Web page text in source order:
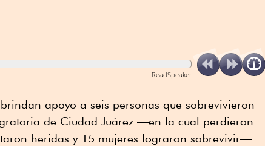
ReadSpeaker
apoyo a seis personas que sobrevivieron
de Ciudad Juárez —en la cual perdieron
heridas y 15 mujeres lograron sobrevivir—